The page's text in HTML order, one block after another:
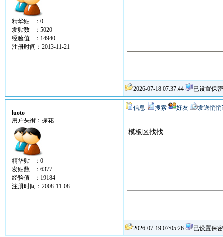
精华贴 ：0
发贴数 ：5020
经验值 ：14940
注册时间：2013-11-21
2026-07-18 07:37:44 已设置保密
luoto
用户头衔：探花
精华贴 ：0
发贴数 ：6377
经验值 ：19184
注册时间：2008-11-08
信息 搜索 好友 发送悄悄
模板区找找
2026-07-19 07:05:26 已设置保密